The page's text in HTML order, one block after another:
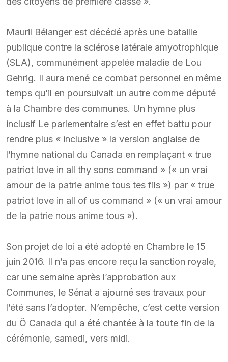
Mauril Bélanger est décédé après une bataille
publique contre la sclérose latérale amyotrophique
(SLA), communément appelée maladie de Lou
Gehrig. Il aura mené ce combat personnel en même
temps qu’il en poursuivait un autre comme député
à la Chambre des communes. Un hymne plus
inclusif Le parlementaire s’est en effet battu pour
rendre plus « inclusive » la version anglaise de
l’hymne national du Canada en remplaçant « true
patriot love in all thy sons command » (« un vrai
amour de la patrie anime tous tes fils ») par « true
patriot love in all of us command » (« un vrai amour
de la patrie nous anime tous »).
Son projet de loi a été adopté en Chambre le 15
juin 2016. Il n’a pas encore reçu la sanction royale,
car une semaine après l’approbation aux
Communes, le Sénat a ajourné ses travaux pour
l’été sans l’adopter. N’empêche, c’est cette version
du Ô Canada qui a été chantée à la toute fin de la
cérémonie, samedi, vers midi.